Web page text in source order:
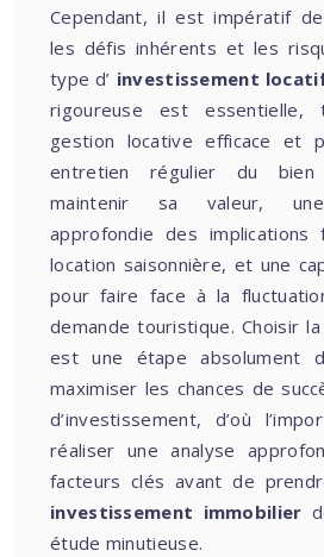
Cependant, il est impératif
les défis inhérents et les
type d’ investissement
rigoureuse est essentielle,
gestion locative efficace et
entretien régulier du bien
maintenir sa valeur, une
approfondie des
location saisonnière, et une
pour faire face à la
demande touristique. Choisir
est une étape absolument
maximiser les chances de
d’investissement, d’où
réaliser une analyse
facteurs clés avant de
investissement immobilier
étude minutieuse.